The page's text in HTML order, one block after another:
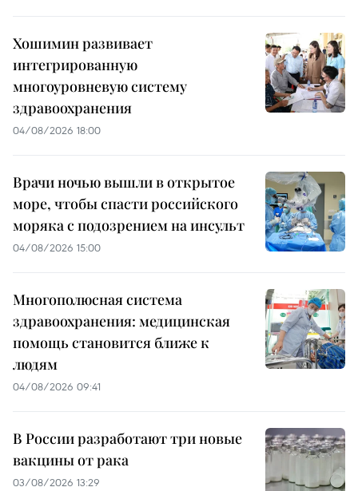
Хошимин развивает
интегрированную
многоуровневую систему
здравоохранения
04/08/2026 18:00
Врачи ночью вышли в открытое
море, чтобы спасти российского
моряка с подозрением на инсульт
04/08/2026 15:00
Многополюсная система
здравоохранения: медицинская
помощь становится ближе к
людям
04/08/2026 09:41
В России разработают три новые
вакцины от рака
03/08/2026 13:29